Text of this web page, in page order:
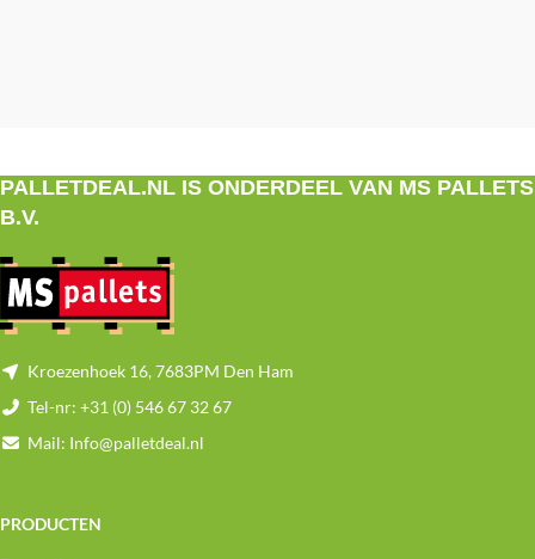
PALLETDEAL.NL IS ONDERDEEL VAN MS PALLETS
B.V.
Kroezenhoek 16, 7683PM Den Ham
Tel-nr: +31 (0) 546 67 32 67
Mail: Info@palletdeal.nl
PRODUCTEN